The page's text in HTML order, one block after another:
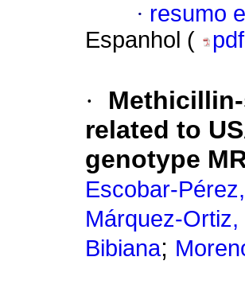
· resumo
Espanhol (
pdf
·
related to
genotype
Escobar-
Márquez-
Bibiana;